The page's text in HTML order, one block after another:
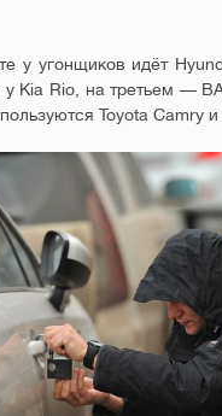
у угонщиков идёт
у Kia Rio, на третьем —
Toyota Camry и